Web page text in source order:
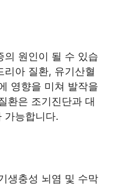
의 원인이 될 수 있습
리아 질환, 유기산혈
영향을 미쳐 발작을
환은 조기진단과 대
가능합니다.
생충성 뇌염 및 수막